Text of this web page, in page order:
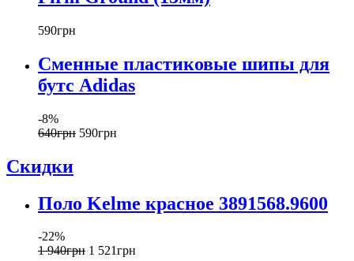
590грн
Сменные пластиковые шипы для
бутс Adidas
-8%
640грн 590грн
Скидки
Поло Kelme красное 3891568.9600
-22%
1 940грн 1 521грн